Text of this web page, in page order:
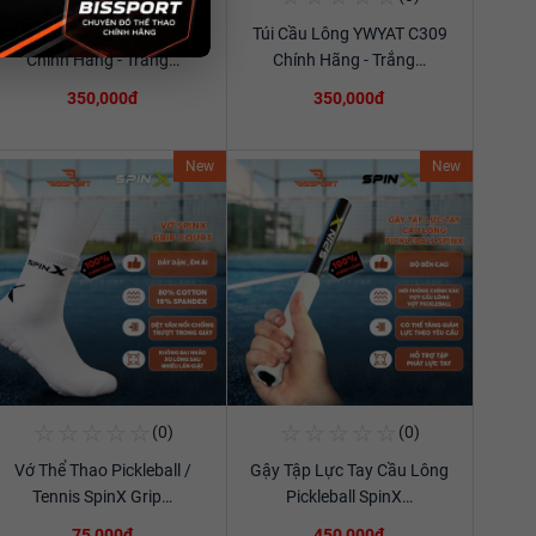
Xem chi tiết
Túi Cầu Lông YWYAT C309
Chính Hãng - Trắng…
350,000đ
Xem chi tiết
Túi Cầu Lông YWYAT C309
Chính Hãng - Trắng…
350,000đ
New
(0)
Vớ Thể Thao Pickleball /
Tennis SpinX Grip…
New
Xem chi tiết
(0)
Gậy Tập Lực Tay Cầu Lông
Pickleball SpinX…